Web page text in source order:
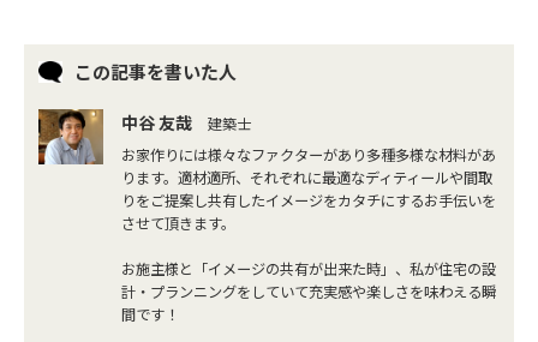
この記事を書いた人
中谷 友哉
建築士
お家作りには様々なファクターがあり多種多様な材料があ
ります。適材適所、それぞれに最適なディティールや間取
りをご提案し共有したイメージをカタチにするお手伝いを
させて頂きます。
お施主様と「イメージの共有が出来た時」、私が住宅の設
計・プランニングをしていて充実感や楽しさを味わえる瞬
間です！